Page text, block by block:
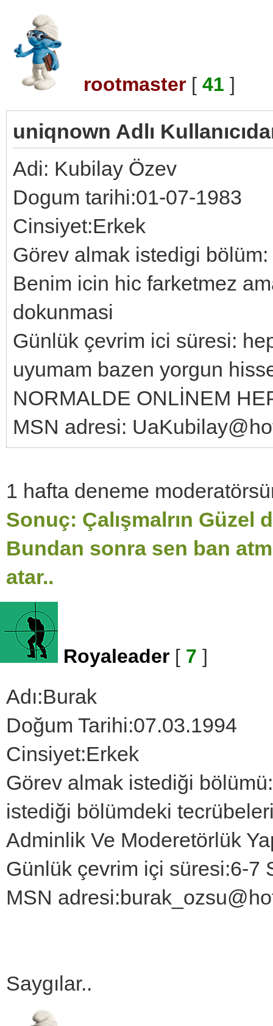
rootmaster [ 41 ]
uniqnown Adlı
Adi: Kubilay Özev
Dogum tarihi:01-07-1983
Cinsiyet:Erkek
Görev almak istedigi
Benim icin hic farketmez
dokunmasi
Günlük çevrim ici süresi:
uyumam bazen yorgun
NORMALDE ONLİNEM
MSN adresi:
1 hafta deneme
Sonuç: Çalışmalrın Güzel
Bundan sonra sen ban
atar..
Royaleader [ 7 ]
Adı:Burak
Doğum Tarihi:07.03.1994
Cinsiyet:Erkek
Görev almak istediği
istediği bölümdeki
Adminlik Ve Moderetörlük
Günlük çevrim içi süresi:6-7
MSN
Saygılar..